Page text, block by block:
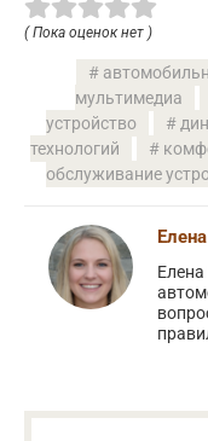
( Пока оценок нет )
мультимедиа
устройство
технологий
обслуживание